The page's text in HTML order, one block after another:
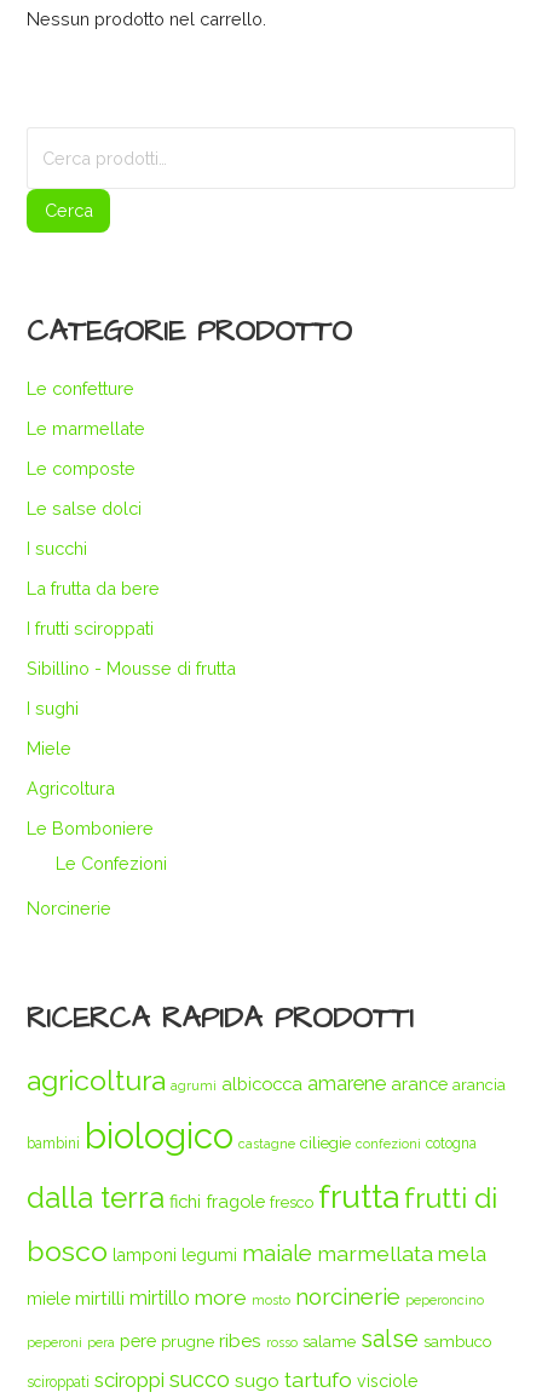
Nessun prodotto nel carrello.
Cerca
CATEGORIE PRODOTTO
Le confetture
Le marmellate
Le composte
Le salse dolci
I succhi
La frutta da bere
I frutti sciroppati
Sibillino - Mousse di frutta
I sughi
Miele
Agricoltura
Le Bomboniere
Le Confezioni
Norcinerie
RICERCA RAPIDA PRODOTTI
agricoltura agrumi albicocca amarene arance arancia
bambini biologico castagne ciliegie confezioni cotogna
dalla terra fichi fragole fresco frutta frutti di
bosco lamponi legumi maiale marmellata mela
miele mirtilli mirtillo more mosto norcinerie peperoncino
peperoni pera pere prugne ribes rosso salame salse sambuco
sciroppati sciroppi succo sugo tartufo visciole